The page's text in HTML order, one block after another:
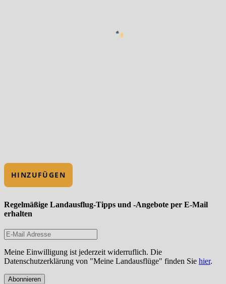
HINZUFÜGEN
Regelmäßige Landausflug-Tipps und -Angebote per E-Mail
erhalten
Meine Einwilligung ist jederzeit widerruflich. Die
Datenschutzerklärung von "Meine Landausflüge" finden Sie hier.
Abonnieren